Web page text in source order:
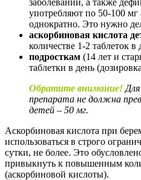
употребляют по 50-100 мг
однократно. Это нужно
аскорбиновая кислота
количестве 1-2 таблеток
подросткам (14 лет и
таблетки в день
Обратите внимание!
препарата не должна
детей – 50 мг.
Аскорбиновая кислота при
использоваться в строго
сутки, не более. Это
привыкнуть к повышенным
(аскорбиновой кислоты).